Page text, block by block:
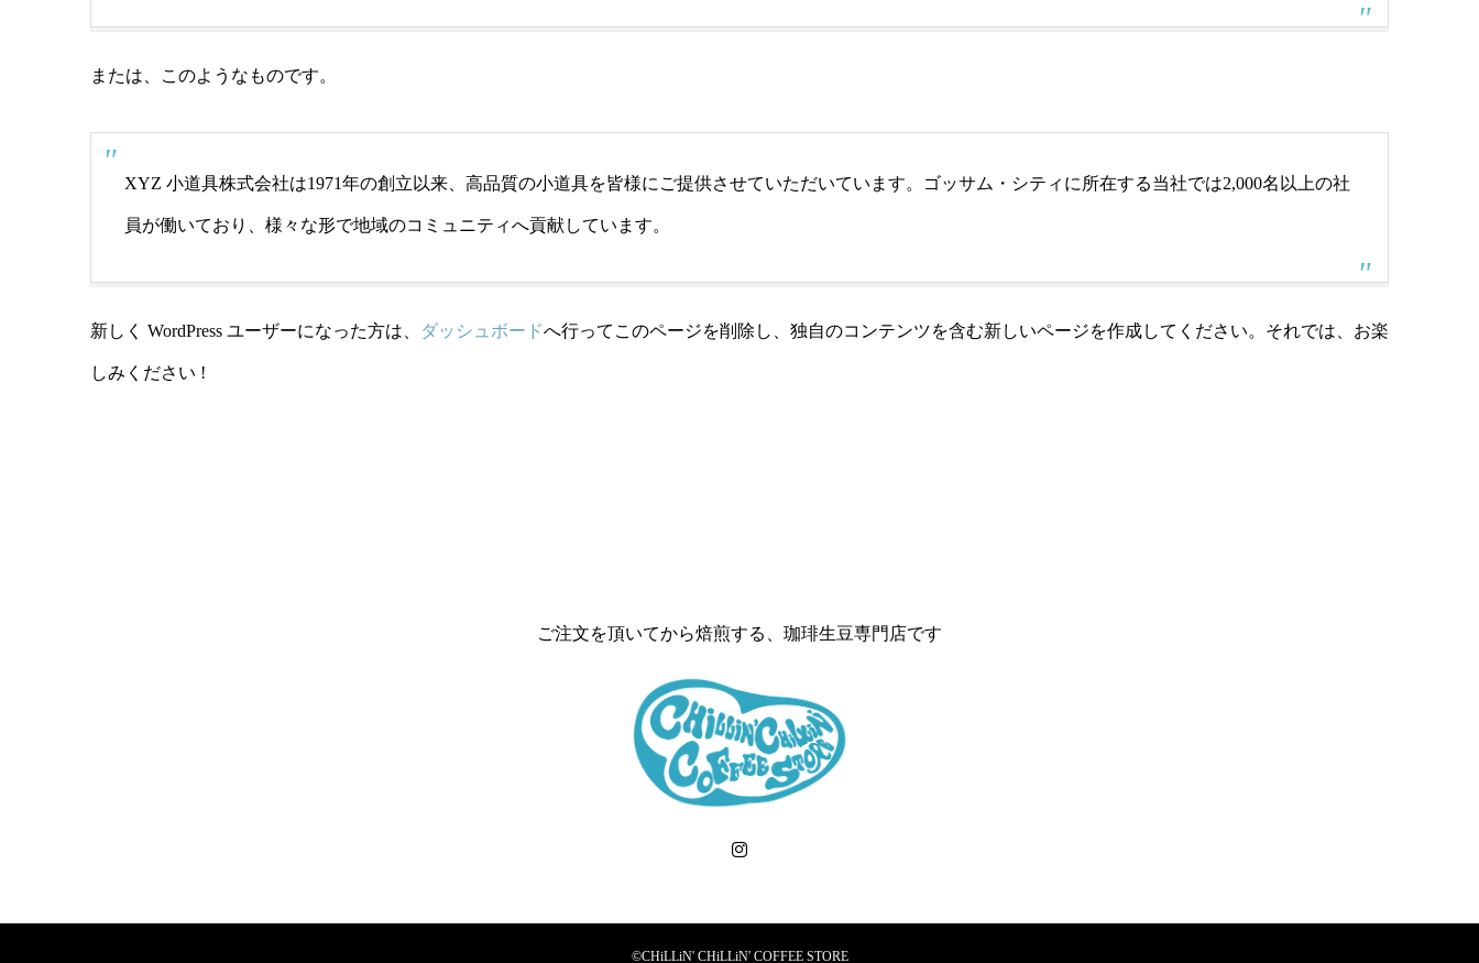
または、このようなものです。
XYZ 小道具株式会社は1971年の創立以来、高品質の小道具を皆様にご提供させていただいています。ゴッサム・シティに所在する当社では2,000名以上の社
員が働いており、様々な形で地域のコミュニティへ貢献しています。
新しく WordPress ユーザーになった方は、 ダッシュボードへ行ってこのページを削除し、独自のコンテンツを含む新しいページを作成してください。それでは、お楽
しみください !
ご注文を頂いてから焙煎する、珈琲生豆専門店です
©CHiLLiN' CHiLLiN' COFFEE STORE